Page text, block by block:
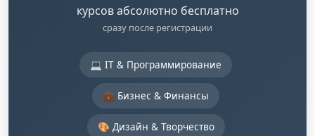
курсов абсолютно бесплатно
сразу после регистрации
💻 IT & Программирование
💼 Бизнес & Финансы
🎨 Дизайн & Творчество